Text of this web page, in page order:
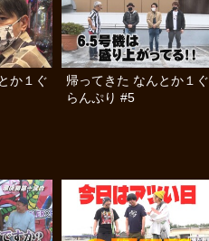
か１ぐ
帰ってきた なんとか１ぐ
らんぷり #5